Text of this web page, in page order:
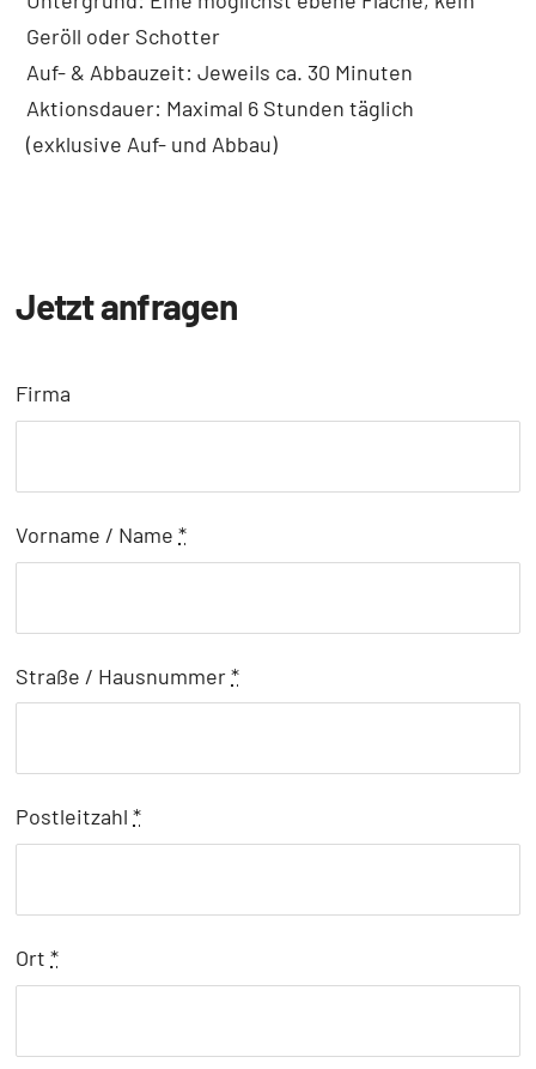
Geröll oder Schotter
Auf- & Abbauzeit: Jeweils ca. 30 Minuten
Aktionsdauer: Maximal 6 Stunden täglich
(exklusive Auf- und Abbau)
Jetzt anfragen
Firma
Vorname / Name*
Straße / Hausnummer*
Postleitzahl*
Ort*